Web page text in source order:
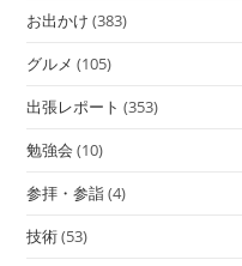
お出かけ (383)
グルメ (105)
出張レポート (353)
勉強会 (10)
参拝・参詣(4)
技術(53)